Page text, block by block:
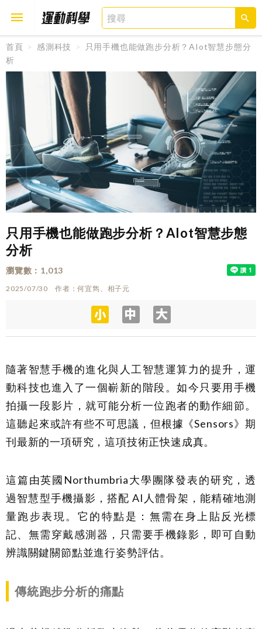
首頁 感測科技
只用手機也能做跑步分析？AIot智慧步態分
析
只用手機也能做跑步分析？AIot智慧步態
分析
瀏覽數 1,013
2025/07/30 作者 何宜雋、相子元
隨著智慧手機的進化與人工智慧運算力的提升，運
動科技也進入了一個嶄新的階段。如今只要用手機
拍攝一段影片，就可能分析一位跑者的動作細節。
這聽起來或許有些不可思議，但根據《Sensors》期
刊最新的一項研究，這項技術正快速成真。
這篇由英國Northumbria大學團隊發表的研究，透
過智慧型手機攝影，搭配 AI人體骨架，能精確地測
量跑步表現。它的特點是：無需在身上貼反光標
記、無需穿戴感測器，只需要手機錄影，即可自動
辨識關鍵關節點並進行姿勢評估。
傳統跑步分析的痛點
取消 確定